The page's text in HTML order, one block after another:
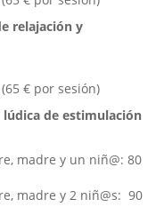
relajación y
€ por sesión)
lúdica de estimulación
madre y un niñ@: 80
madre y 2 niñ@s: 90